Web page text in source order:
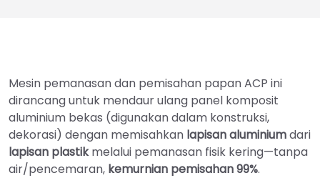
Mesin pemanasan dan pemisahan papan ACP ini
dirancang untuk mendaur ulang panel komposit
aluminium bekas (digunakan dalam konstruksi,
dekorasi) dengan memisahkan lapisan aluminiumdari
lapisan plastikmelalui pemanasan fisik kering—tanpa
air/pencemaran, kemurnian pemisahan 99%.